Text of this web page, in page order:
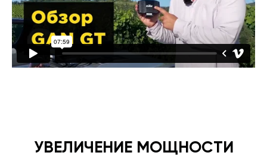
УВЕЛИЧЕНИЕ МОЩНОСТИ